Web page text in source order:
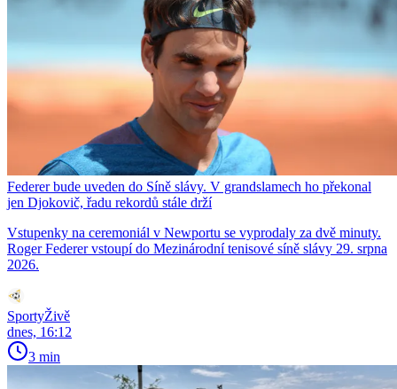
Federer bude uveden do Síně slávy. V grandslamech ho překonal
jen Djokovič, řadu rekordů stále drží
Vstupenky na ceremoniál v Newportu se vyprodaly za dvě minuty.
Roger Federer vstoupí do Mezinárodní tenisové síně slávy 29. srpna
2026.
SportyŽivě
dnes, 16:12
3 min